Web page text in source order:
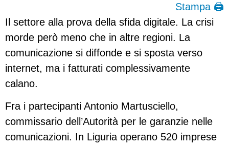
Stampa 🖨
Il settore alla prova della sfida digitale. La crisi
morde però meno che in altre regioni. La
comunicazione si diffonde e si sposta verso
internet, ma i fatturati complessivamente
calano.
Fra i partecipanti Antonio Martusciello,
commissario dell’Autorità per le garanzie nelle
comunicazioni. In Liguria operano 520 imprese